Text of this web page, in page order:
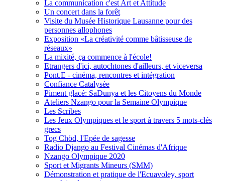
La communication c'est Art et Attitude
Un concert dans la forêt
Visite du Musée Historique Lausanne pour des
personnes allophones
Exposition «La créativité comme bâtisseuse de
réseaux»
La mixité, ça commence à l'école!
Etrangers d'ici, autochtones d'ailleurs, et viceversa
Pont.E - cinéma, rencontres et intégration
Confiance Catalysée
Piment glacé: SaDunya et les Citoyens du Monde
Ateliers Nzango pour la Semaine Olympique
Les Scribes
Les Jeux Olympiques et le sport à travers 5 mots-clés
grecs
Tog Chöd, l'Epée de sagesse
Radio Django au Festival Cinémas d'Afrique
Nzango Olympique 2020
Sport et Migrants Mineurs (SMM)
Démonstration et pratique de l'Ecuavoley, sport